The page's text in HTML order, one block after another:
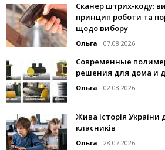
Сканер штрих-коду:
принцип роботи та
щодо вибору
Ольга 07.08.2026
Современные
решения для дома и
Ольга 02.08.2026
Жива історія України
класників
Ольга 28.07.2026